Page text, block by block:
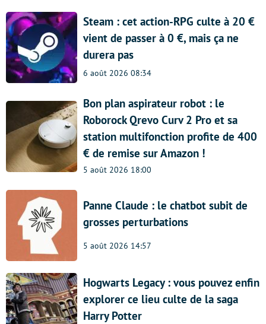
Steam : cet action-RPG culte à 20 €
vient de passer à 0 €, mais ça ne
durera pas
6 août 2026 08:34
Bon plan aspirateur robot : le
Roborock Qrevo Curv 2 Pro et sa
station multifonction profite de 400
€ de remise sur Amazon !
5 août 2026 18:00
Panne Claude : le chatbot subit de
grosses perturbations
5 août 2026 14:57
Hogwarts Legacy : vous pouvez enfin
explorer ce lieu culte de la saga
Harry Potter